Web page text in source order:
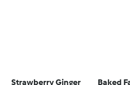
Strawberry Ginger Baked